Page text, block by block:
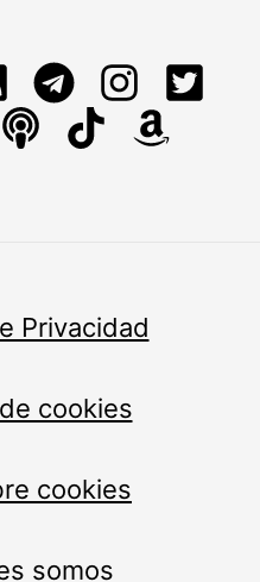
Privacidad
cookies
cookies
somos